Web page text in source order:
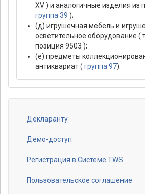
XV ) и аналогичные изделия из
группа 39 );
(д) игрушечная мебель и
осветительное оборудование (
позиция 9503 );
(е) предметы
антиквариат ( группа 97).
Footer
menu
Декларанту
Демо-доступ
Регистрация в Системе TWS
Пользовательское соглашение